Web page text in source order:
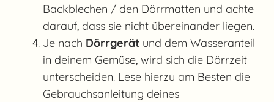
Backblechen / den Dörrmatten und achte
darauf, dass sie nicht übereinander liegen.
Je nach Dörrgerät und dem Wasseranteil
in deinem Gemüse, wird sich die Dörrzeit
unterscheiden. Lese hierzu am Besten die
Gebrauchsanleitung deines